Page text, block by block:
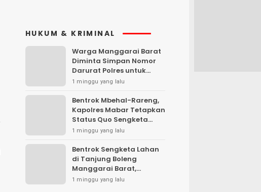
HUKUM & KRIMINAL
Warga Manggarai Barat
Diminta Simpan Nomor
Darurat Polres untuk
Laporan Kamtibmas
1 minggu yang lalu
Bentrok Mbehal-Rareng,
Kapolres Mabar Tetapkan
Status Quo Sengketa
Lengkong Warang
1 minggu yang lalu
Bentrok Sengketa Lahan
di Tanjung Boleng
Manggarai Barat,
Kendaraan Dibakar
1 minggu yang lalu